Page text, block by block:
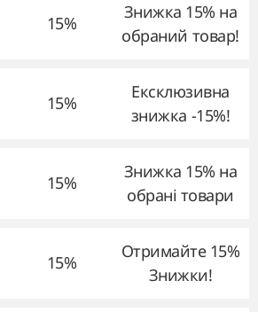
15%
Знижка 15% на
обраний товар!
15%
Ексклюзивна
знижка -15%!
15%
Знижка 15% на
обрані товари
15%
Отримайте 15%
Знижки!